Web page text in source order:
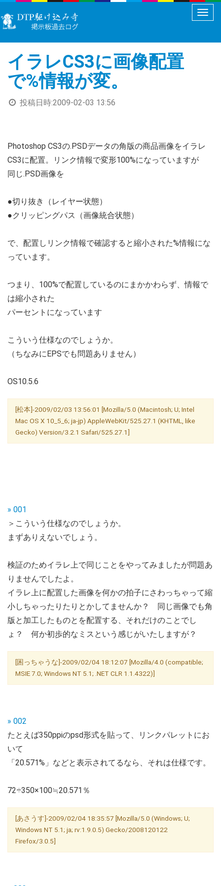
メ
ュ
イラレCS3に画像配置
で%情報が変。
投稿日時:2009-02-03 13:56
Photoshop CS3の.PSDデータの角版の商品画像をイラレ
CS3に配置。リンク情報で変形100%になっていますが
同じ.PSD画像を
●切り抜き（レイヤー状態）
●クリッピングパス（画像統合状態）
で、配置しリンク情報で確認すると縮小された%情報にな
っています。
つまり、100%で配置しているのにまかかわらず、情報で
は縮小された
パーセントになっています
こういう仕様なのでしょうか。
（ちなみにEPSでも問題ありません）
OS10.5.6
[松本]-2009/02/03 13:56:01 [Mozilla/5.0 (Macintosh; U; Intel
Mac OS X 10_5_6; ja-jp) AppleWebKit/525.27.1 (KHTML, like
Gecko) Version/3.2.1 Safari/525.27.1]
» 001
＞こういう仕様なのでしょうか。
まずありえないでしょう。
検証のためイラレ上で同じことをやってみましたが問題あ
りませんでしたよ。
イラレ上に配置した画像を何かの拍子にさわっちゃって縮
小しちゃったりたりとかしてませんか？ 同じ画像でも角
版と加工したものとを配置する、それだけのことでし
ょ？ 何か初歩的なミスという感じがいたしますが？
[困っちゃうな]-2009/02/04 18:12:07 [Mozilla/4.0 (compatible;
MSIE 7.0; Windows NT 5.1; .NET CLR 1.1.4322)]
» 002
たとえば350ppiのpsd形式を貼って、リンクパレットにお
いて
「20.571%」などと表示されてるなら、それは仕様です。
72÷350×100≒20.571％
[あさうす]-2009/02/04 18:35:57 [Mozilla/5.0 (Windows; U;
Windows NT 5.1; ja; rv:1.9.0.5) Gecko/2008120122
Firefox/3.0.5]